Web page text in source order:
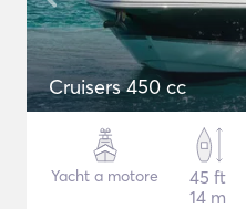
Cruisers 450 cc
Yacht a motore
45 ft
14 m